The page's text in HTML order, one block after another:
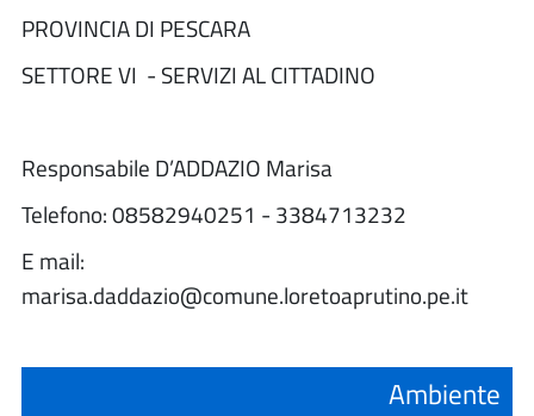
PROVINCIA DI PESCARA
SETTORE VI - SERVIZI AL CITTADINO
Responsabile D’ADDAZIO Marisa
Telefono: 08582940251 - 3384713232
E mail:
marisa.daddazio@comune.loretoaprutino.pe.it
Ambiente